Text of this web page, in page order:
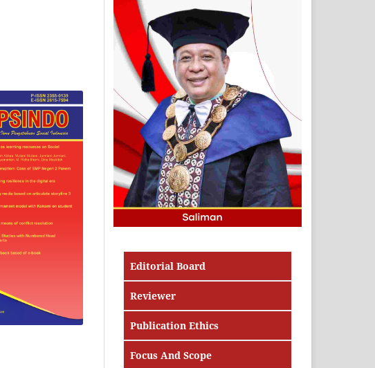
Editorial Board
Reviewer
Publication Ethics
Focus And Scope